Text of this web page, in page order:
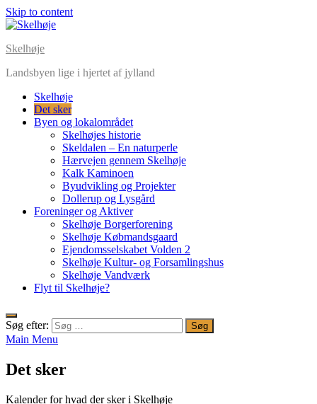
Skip to content
Skelhøje
Landsbyen lige i hjertet af jylland
Skelhøje
Det sker
Byen og lokalområdet
Skelhøjes historie
Skeldalen – En naturperle
Hærvejen gennem Skelhøje
Kalk Kaminoen
Byudvikling og Projekter
Dollerup og Lysgård
Foreninger og Aktiver
Skelhøje Borgerforening
Skelhøje Købmandsgaard
Ejendomsselskabet Volden 2
Skelhøje Kultur- og Forsamlingshus
Skelhøje Vandværk
Flyt til Skelhøje?
Søg efter:
Main Menu
Det sker
Kalender for hvad der sker i Skelhøje